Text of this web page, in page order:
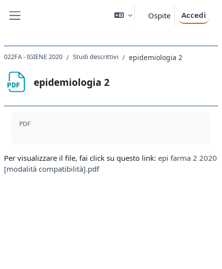
Ospite Accedi
022FA - IGIENE 2020 Studi descrittivi epidemiologia 2
epidemiologia 2
PDF
Per visualizzare il file, fai click su questo link: epi farma 2 2020
[modalità compatibilità].pdf